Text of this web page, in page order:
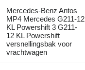
Mercedes-Benz Antos
MP4 Mercedes G211-12
KL Powershift 3 G211-
12 KL Powershift
versnellingsbak voor
vrachtwagen